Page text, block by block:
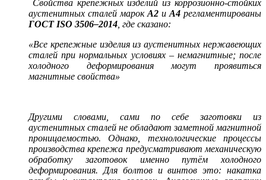
Свойства крепёжных изделий из коррозионно-стойких
аустенитных сталей марок А2 и А4 регламентированы
ГОСТ ISO 3506–2014 , где сказано:
«Все крепежные изделия из аустенитных нержавеющих
сталей при нормальных условиях – немагнитные; после
холодного деформирования могут проявиться
магнитные свойства»
Другими словами, сами по себе заготовки из
аустенитных сталей не обладают заметной магнитной
проницаемостью. Однако, технологические процессы
производства крепежа предусматривают механическую
обработку заготовок именно путём холодного
деформирования. Для болтов и винтов это: накатка